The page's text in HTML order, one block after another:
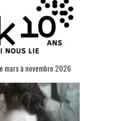
mars à novembre 2026